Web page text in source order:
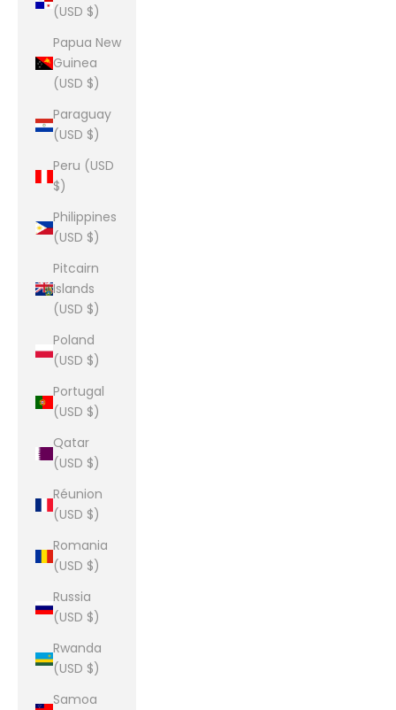
(USD $)
Papua New
Guinea
(USD $)
Paraguay
(USD $)
Peru (USD
$)
Philippines
(USD $)
Pitcairn
Islands
(USD $)
Poland
(USD $)
Portugal
(USD $)
Qatar
(USD $)
Réunion
(USD $)
Romania
(USD $)
Russia
(USD $)
Rwanda
(USD $)
Samoa